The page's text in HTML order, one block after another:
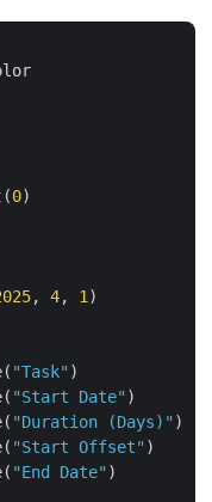
(0)
, 4, 1 )
"Task" )
"Start Date" )
"Duration (Days)" )
"Start Offset" )
"End Date" )